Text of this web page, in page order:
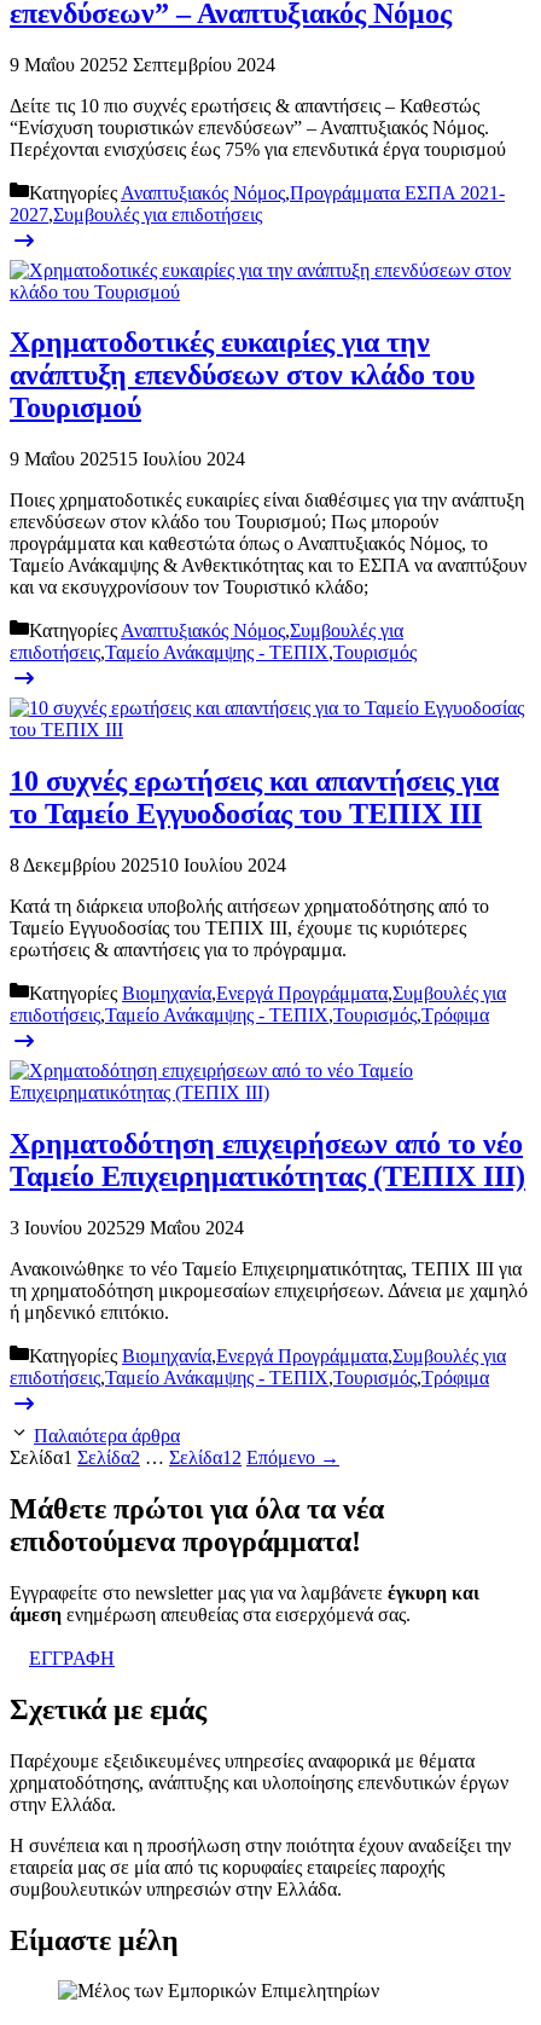
επενδύσεων” – Αναπτυξιακός Νόμος
9 Μαΐου 20252 Σεπτεμβρίου 2024
Δείτε τις 10 πιο συχνές ερωτήσεις & απαντήσεις – Καθεστώς
“Ενίσχυση τουριστικών επενδύσεων” – Αναπτυξιακός Νόμος.
Περέχονται ενισχύσεις έως 75% για επενδυτικά έργα τουρισμού
Κατηγορίες Αναπτυξιακός Νόμος,Προγράμματα ΕΣΠΑ 2021-
2027,Συμβουλές για επιδοτήσεις
Χρηματοδοτικές ευκαιρίες για την
ανάπτυξη επενδύσεων στον κλάδο του
Τουρισμού
9 Μαΐου 202515 Ιουλίου 2024
Ποιες χρηματοδοτικές ευκαιρίες είναι διαθέσιμες για την ανάπτυξη
επενδύσεων στον κλάδο του Τουρισμού; Πως μπορούν
προγράμματα και καθεστώτα όπως ο Αναπτυξιακός Νόμος, το
Ταμείο Ανάκαμψης & Ανθεκτικότητας και το ΕΣΠΑ να αναπτύξουν
και να εκσυγχρονίσουν τον Τουριστικό κλάδο;
Κατηγορίες Αναπτυξιακός Νόμος,Συμβουλές για
επιδοτήσεις,Ταμείο Ανάκαμψης - ΤΕΠΙΧ,Τουρισμός
10 συχνές ερωτήσεις και απαντήσεις για
το Ταμείο Εγγυοδοσίας του ΤΕΠΙΧ ΙΙΙ
8 Δεκεμβρίου 202510 Ιουλίου 2024
Κατά τη διάρκεια υποβολής αιτήσεων χρηματοδότησης από το
Ταμείο Εγγυοδοσίας του ΤΕΠΙΧ ΙΙΙ, έχουμε τις κυριότερες
ερωτήσεις & απαντήσεις για το πρόγραμμα.
Κατηγορίες Βιομηχανία,Ενεργά Προγράμματα,Συμβουλές για
επιδοτήσεις,Ταμείο Ανάκαμψης - ΤΕΠΙΧ,Τουρισμός,Τρόφιμα
Χρηματοδότηση επιχειρήσεων από το νέο
Ταμείο Επιχειρηματικότητας (ΤΕΠΙΧ ΙΙΙ)
3 Ιουνίου 202529 Μαΐου 2024
Ανακοινώθηκε το νέο Ταμείο Επιχειρηματικότητας, ΤΕΠΙΧ ΙΙΙ για
τη χρηματοδότηση μικρομεσαίων επιχειρήσεων. Δάνεια με χαμηλό
ή μηδενικό επιτόκιο.
Κατηγορίες Βιομηχανία,Ενεργά Προγράμματα,Συμβουλές για
επιδοτήσεις,Ταμείο Ανάκαμψης - ΤΕΠΙΧ,Τουρισμός,Τρόφιμα
Παλαιότερα άρθρα
Σελίδα1 Σελίδα2 … Σελίδα12 Επόμενο →
Μάθετε πρώτοιγια όλα τα νέα
επιδοτούμενα προγράμματα!
Εγγραφείτε στο newsletter μας για να λαμβάνετε έγκυρη και
άμεση ενημέρωση απευθείας στα εισερχόμενά σας.
ΕΓΓΡΑΦΗ
Σχετικά με εμάς
Παρέχουμε εξειδικευμένες υπηρεσίες αναφορικά με θέματα
χρηματοδότησης, ανάπτυξης και υλοποίησης επενδυτικών έργων
στην Ελλάδα.
Η συνέπεια και η προσήλωση στην ποιότητα έχουν αναδείξει την
εταιρεία μας σε μία από τις κορυφαίες εταιρείες παροχής
συμβουλευτικών υπηρεσιών στην Ελλάδα.
Είμαστε μέλη